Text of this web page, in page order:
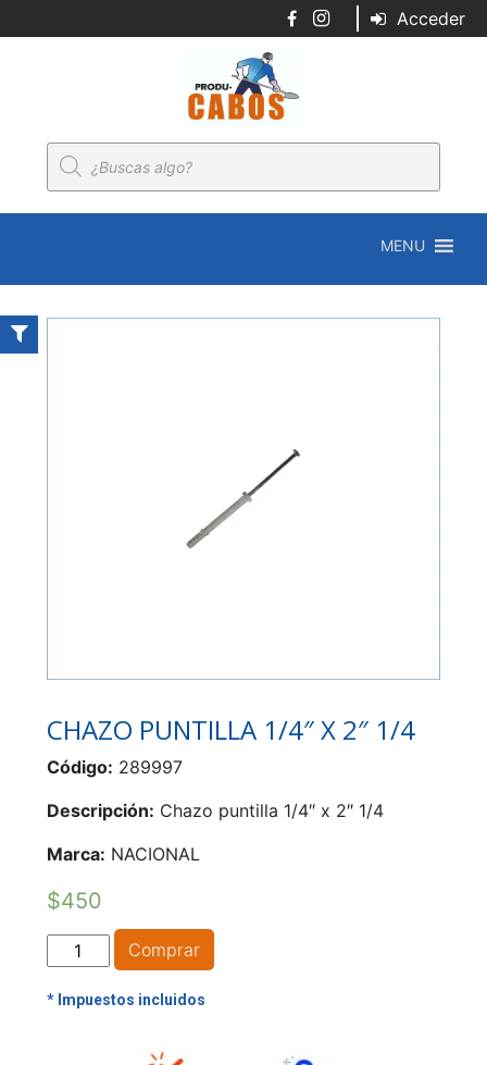
Acceder
Búsqueda
de
productos
MENU
CHAZO PUNTILLA 1/4″ X 2″ 1/4
Código: 289997
Descripción: Chazo puntilla 1/4″ x 2″ 1/4
Marca: NACIONAL
$450
CHAZO
PUNTILLA
1/4"
Comprar